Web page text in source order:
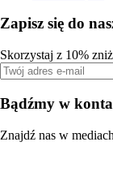
Zapisz się do
Skorzystaj z 10%
Bądźmy w
Znajdź nas w